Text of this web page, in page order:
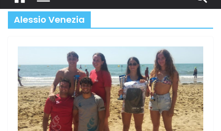
Alessio Venezia